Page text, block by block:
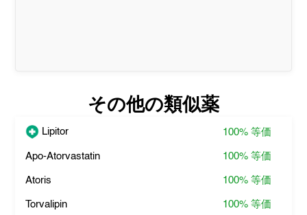
その他の類似薬
Lipitor 100% 等価
Apo-Atorvastatin 100% 等価
Atoris 100% 等価
Torvalipin 100% 等価